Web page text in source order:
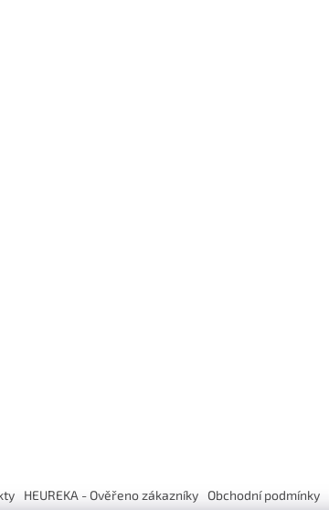
HEUREKA - Ověřeno zákazníky Obchodní podmínky